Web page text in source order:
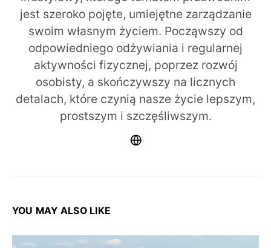
jest szeroko pojęte, umiejętne zarządzanie
swoim własnym życiem. Począwszy od
odpowiedniego odżywiania i regularnej
aktywności fizycznej, poprzez rozwój
osobisty, a skończywszy na licznych
detalach, które czynią nasze życie lepszym,
prostszym i szczęśliwszym.
YOU MAY ALSO LIKE